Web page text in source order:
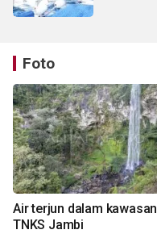
Foto
Air terjun dalam kawasan
TNKS Jambi